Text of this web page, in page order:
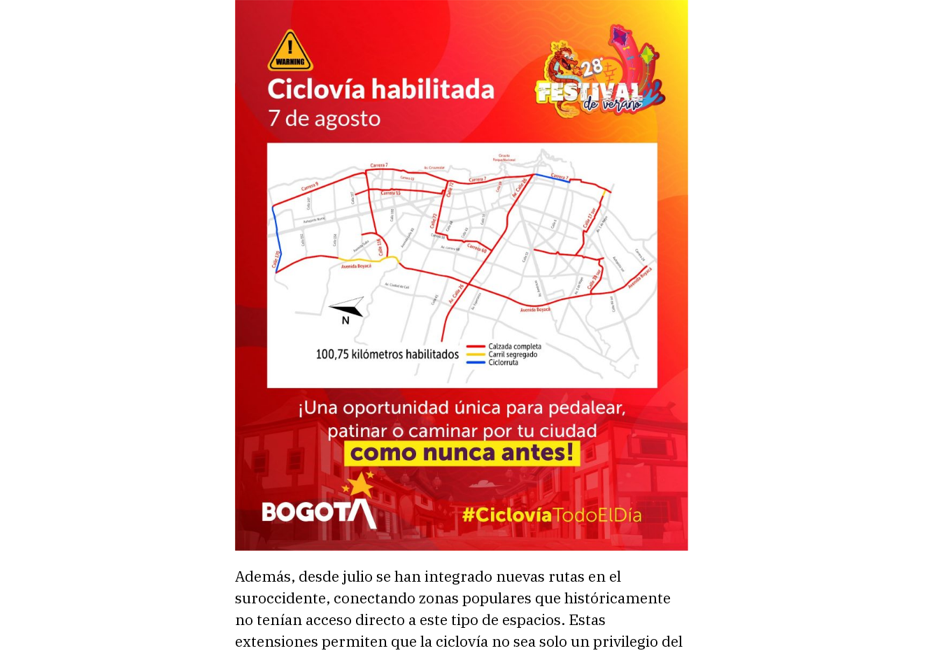
Además, desde julio se han integrado nuevas rutas en el
suroccidente, conectando zonas populares que históricamente
no tenían acceso directo a este tipo de espacios. Estas
extensiones permiten que la ciclovía no sea solo un privilegio del